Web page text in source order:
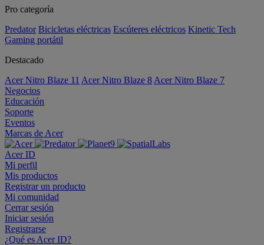
Pro categoría
Predator Bicicletas eléctricas Escúteres eléctricos Kinetic Tech
Gaming portátil
Destacado
Acer Nitro Blaze 11 Acer Nitro Blaze 8 Acer Nitro Blaze 7
Negocios
Educación
Soporte
Eventos
Marcas de Acer
Acer ID
Mi perfil
Mis productos
Registrar un producto
Mi comunidad
Cerrar sesión
Iniciar sesión
Registrarse
¿Qué es Acer ID?